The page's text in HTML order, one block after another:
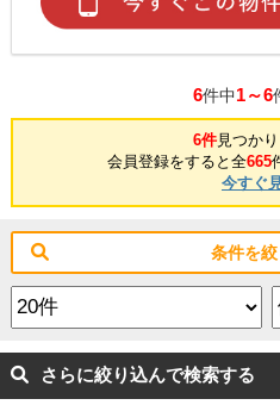
6件中1～6
6件見つかり
会員登録をすると全665
今すぐ
条件を
さらに絞り込んで検索する